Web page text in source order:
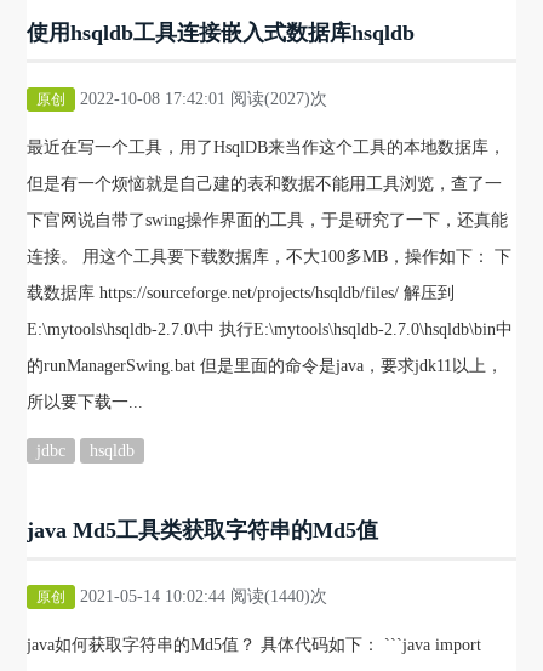
使用hsqldb工具连接嵌入式数据库hsqldb
原创 2022-10-08 17:42:01 阅读(2027)次
最近在写一个工具，用了HsqlDB来当作这个工具的本地数据库，
但是有一个烦恼就是自己建的表和数据不能用工具浏览，查了一
下官网说自带了swing操作界面的工具，于是研究了一下，还真能
连接。 用这个工具要下载数据库，不大100多MB，操作如下： 下
载数据库 https://sourceforge.net/projects/hsqldb/files/ 解压到
E:\mytools\hsqldb-2.7.0\中 执行E:\mytools\hsqldb-2.7.0\hsqldb\bin中
的runManagerSwing.bat 但是里面的命令是java，要求jdk11以上，
所以要下载一...
jdbc hsqldb
java Md5工具类获取字符串的Md5值
原创 2021-05-14 10:02:44 阅读(1440)次
java如何获取字符串的Md5值？ 具体代码如下： ```java import